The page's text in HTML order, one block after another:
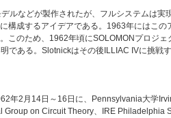
などが製作されたが、フルシステムは実
成するアイデアである。1963年にはこ
このため、1962年頃にSOLOMONプロジ
である。Slotnickはその後ILLIAC IVに挑戦す
年2月14日～16日に、Pennsylvania大学
on Circuit Theory、IRE Philadelphia